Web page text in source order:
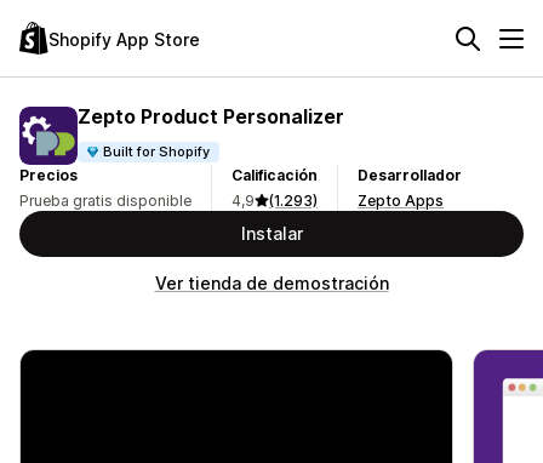
Shopify App Store
Zepto Product Personalizer
Built for Shopify
Precios
Prueba gratis disponible
Calificación
4,9
(1.293)
Desarrollador
Zepto Apps
Instalar
Ver tienda de demostración